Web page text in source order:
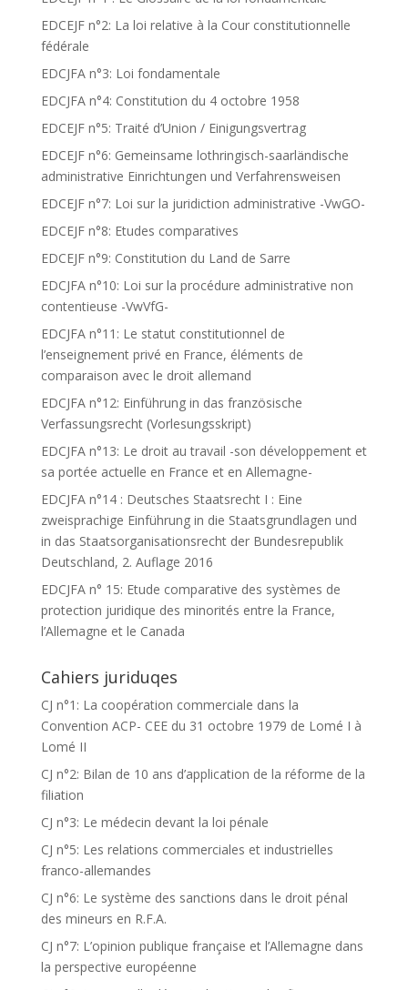
EDCEJF n°2: La loi relative à la Cour constitutionnelle
fédérale
EDCJFA n°3: Loi fondamentale
EDCJFA n°4: Constitution du 4 octobre 1958
EDCEJF n°5: Traité d’Union / Einigungsvertrag
EDCEJF n°6: Gemeinsame lothringisch-saarländische
administrative Einrichtungen und Verfahrensweisen
EDCEJF n°7: Loi sur la juridiction administrative -VwGO-
EDCEJF n°8: Etudes comparatives
EDCEJF n°9: Constitution du Land de Sarre
EDCJFA n°10: Loi sur la procédure administrative non
contentieuse -VwVfG-
EDCJFA n°11: Le statut constitutionnel de
l’enseignement privé en France, éléments de
comparaison avec le droit allemand
EDCJFA n°12: Einführung in das französische
Verfassungsrecht (Vorlesungsskript)
EDCJFA n°13: Le droit au travail -son développement et
sa portée actuelle en France et en Allemagne-
EDCJFA n°14 : Deutsches Staatsrecht I : Eine
zweisprachige Einführung in die Staatsgrundlagen und
in das Staatsorganisationsrecht der Bundesrepublik
Deutschland, 2. Auflage 2016
EDCJFA n° 15: Etude comparative des systèmes de
protection juridique des minorités entre la France,
l’Allemagne et le Canada
Cahiers juriduqes
CJ n°1: La coopération commerciale dans la
Convention ACP- CEE du 31 octobre 1979 de Lomé I à
Lomé II
CJ n°2: Bilan de 10 ans d’application de la réforme de la
filiation
CJ n°3: Le médecin devant la loi pénale
CJ n°5: Les relations commerciales et industrielles
franco-allemandes
CJ n°6: Le système des sanctions dans le droit pénal
des mineurs en R.F.A.
CJ n°7: L’opinion publique française et l’Allemagne dans
la perspective européenne